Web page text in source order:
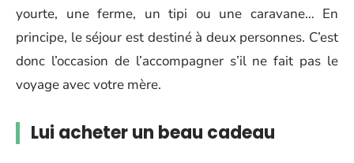
yourte, une ferme, un tipi ou une caravane… En
principe, le séjour est destiné à deux personnes. C’est
donc l’occasion de l’accompagner s’il ne fait pas le
voyage avec votre mère.
Lui acheter un beau cadeau